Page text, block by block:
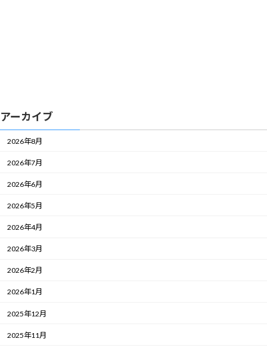
アーカイブ
2026年8月
2026年7月
2026年6月
2026年5月
2026年4月
2026年3月
2026年2月
2026年1月
2025年12月
2025年11月